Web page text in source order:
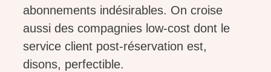
abonnements indésirables. On croise
aussi des compagnies low-cost dont le
service client post-réservation est,
disons, perfectible.